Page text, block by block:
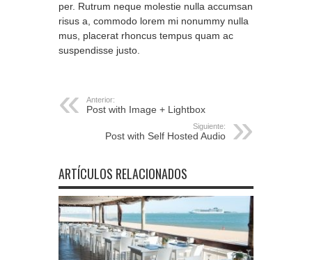
per. Rutrum neque molestie nulla accumsan
risus a, commodo lorem mi nonummy nulla
mus, placerat rhoncus tempus quam ac
suspendisse justo.
Anterior:
Post with Image + Lightbox
Siguiente:
Post with Self Hosted Audio
ARTÍCULOS RELACIONADOS